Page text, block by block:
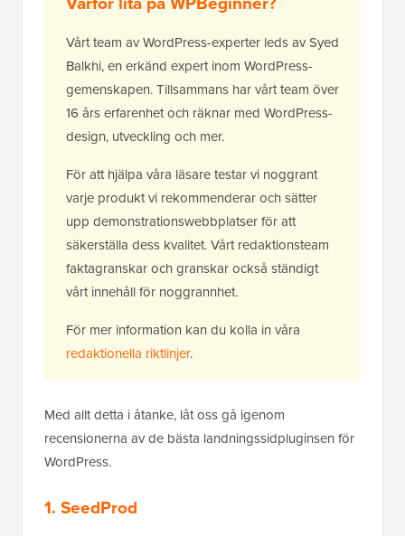
Vårt team av WordPress-experter leds av Syed
Balkhi, en erkänd expert inom WordPress-
gemenskapen. Tillsammans har vårt team över
16 års erfarenhet och räknar med WordPress-
design, utveckling och mer.
För att hjälpa våra läsare testar vi noggrant
varje produkt vi rekommenderar och sätter
upp demonstrationswebbplatser för att
säkerställa dess kvalitet. Vårt redaktionsteam
faktagranskar och granskar också ständigt
vårt innehåll för noggrannhet.
För mer information kan du kolla in våra
redaktionella riktlinjer.
Med allt detta i åtanke, låt oss gå igenom
recensionerna av de bästa landningssidpluginsen för
WordPress.
1. SeedProd